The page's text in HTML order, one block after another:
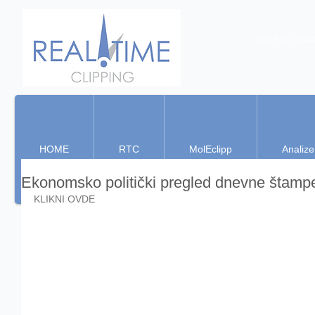
HOME RTC MolEclipp Analize
Ekonomsko politički pregled dnevne
KLIKNI OVDE